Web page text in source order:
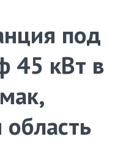
под
45 кВт в